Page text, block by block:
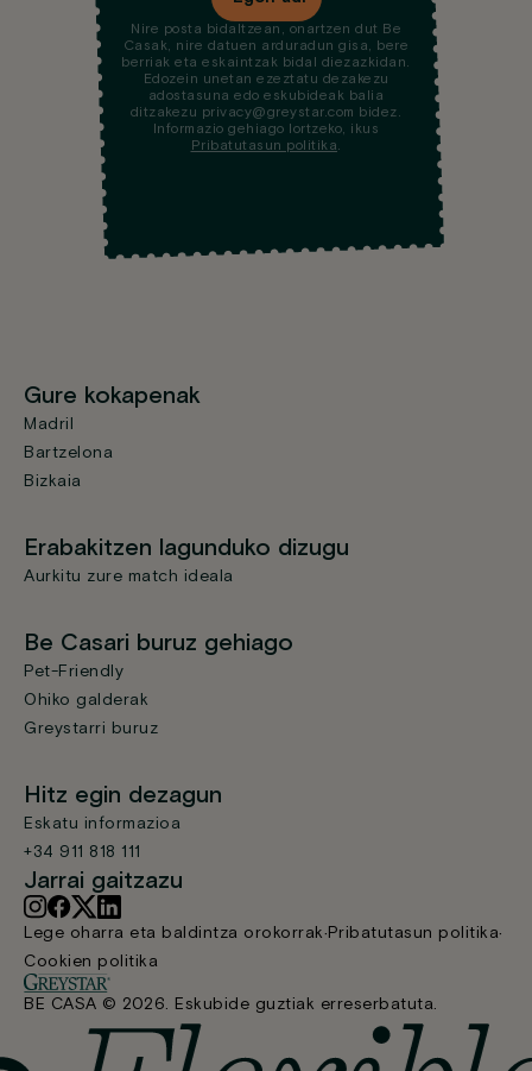
Nire posta bidaltzean, onartzen dut Be
Casak, nire datuen arduradun gisa, bere
berriak eta eskaintzak bidal diezazkidan.
Edozein unetan ezeztatu dezakezu
adostasuna edo eskubideak balia
ditzakezu privacy@greystar.com bidez.
Informazio gehiago lortzeko, ikus
Pribatutasun politika.
Gure kokapenak
Madril
Bartzelona
Bizkaia
Erabakitzen lagunduko dizugu
Aurkitu zure match ideala
Be Casari buruz gehiago
Pet-Friendly
Ohiko galderak
Greystarri buruz
Hitz egin dezagun
Eskatu informazioa
+34 911 818 111
Jarrai gaitzazu
Lege oharra eta baldintza orokorrak Pribatutasun politika
Cookien politika
BE CASA © 2026. Eskubide guztiak erreserbatuta.